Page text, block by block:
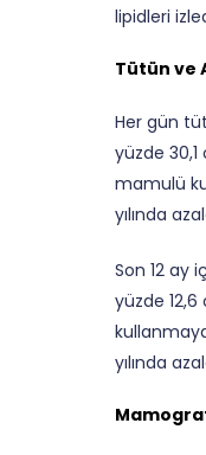
lipidleri
Tütün ve
Her gün
yüzde
mamulü
yılında
Son 12 ay
yüzde 12,6
yılında